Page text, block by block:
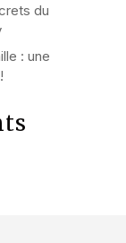
du
: une